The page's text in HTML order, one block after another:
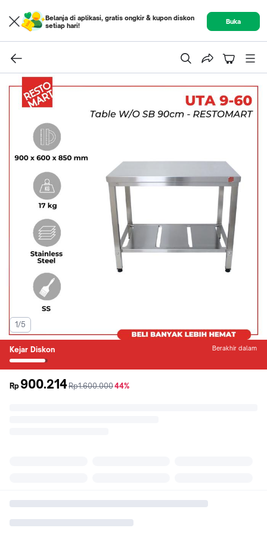
Belanja di aplikasi, gratis ongkir & kupon diskon
setiap hari!
Buka
1/5
Kejar Diskon Berakhir dalam
Rp 900.214sebelum
Rp1.600.000diskon
44%